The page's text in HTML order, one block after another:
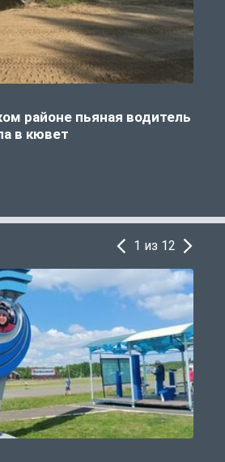
районе пьяная водитель
в кювет
1 из 12